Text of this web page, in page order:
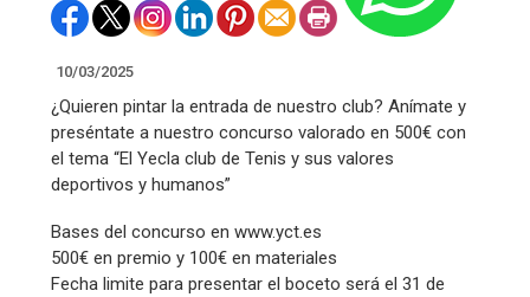
10/03/2025
¿Quieren pintar la entrada de nuestro club? Anímate y
preséntate a nuestro concurso valorado en 500€ con
el tema “El Yecla club de Tenis y sus valores
deportivos y humanos”
Bases del concurso en www.yct.es
500€ en premio y 100€ en materiales
Fecha limite para presentar el boceto será el 31 de